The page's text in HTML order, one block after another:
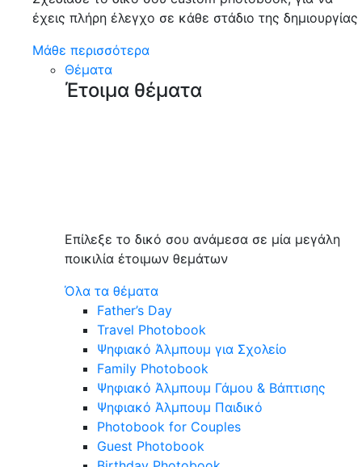
έχεις πλήρη έλεγχο σε κάθε στάδιο της δημιουργίας
Μάθε περισσότερα
Θέματα
Έτοιμα θέματα
Επίλεξε το δικό σου ανάμεσα σε μία μεγάλη
ποικιλία έτοιμων θεμάτων
Όλα τα θέματα
Father’s Day
Travel Photobook
Ψηφιακό Άλμπουμ για Σχολείο
Family Photobook
Ψηφιακό Άλμπουμ Γάμου & Βάπτισης
Ψηφιακό Άλμπουμ Παιδικό
Photobook for Couples
Guest Photobook